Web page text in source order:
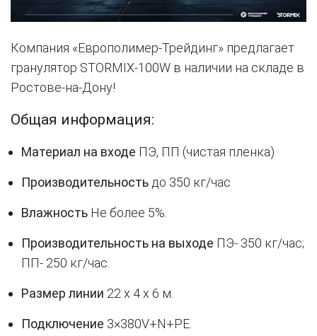
Компания «Европолимер-Трейдинг» предлагает
гранулятор STORMIX-100W в наличии на складе в
Ростове-на-Дону!
Общая информация:
Материал на входе ПЭ, ПП (чистая пленка)
Производительность до 350 кг/час
Влажность Не более 5%.
Производительность на выходе ПЭ- 350 кг/час;
ПП- 250 кг/час.
Размер линии 22 х 4 х 6 м.
Подключение 3×380V+N+PE.